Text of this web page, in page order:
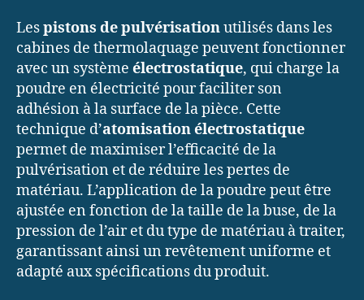
Lespistons de pulvérisationutilisés dans les
cabines de thermolaquage peuvent fonctionner
avec un système électrostatique, qui charge la
poudre en électricité pour faciliter son
adhésion à la surface de la pièce. Cette
technique d’atomisation électrostatique
permet de maximiser l’efficacité de la
pulvérisation et de réduire les pertes de
matériau. L’application de la poudre peut être
ajustée en fonction de la taille de la buse, de la
pression de l’air et du type de matériau à traiter,
garantissant ainsi un revêtement uniforme et
adapté aux spécifications du produit.